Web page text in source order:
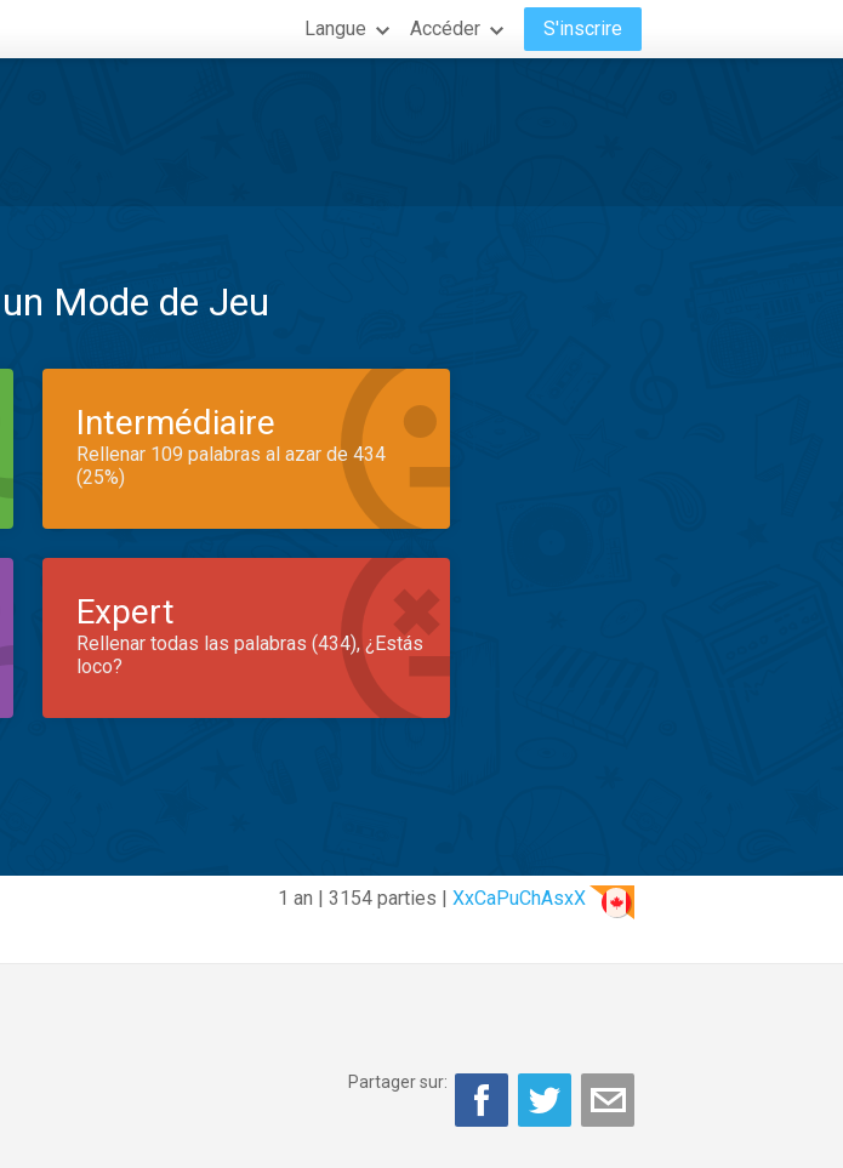
Langue Accéder S'inscrire
Mode de Jeu
Intermédiaire
Rellenar 109 palabras al azar de 434
(25%)
Expert
Rellenar todas las palabras (434), ¿Estás
loco?
1 an | 3154 parties | XxCaPuChAsxX
Partager sur: